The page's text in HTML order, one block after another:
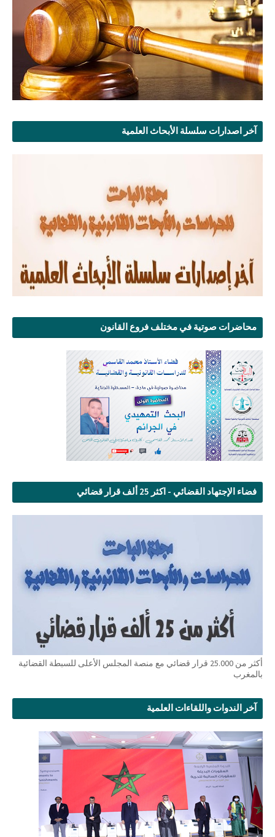
آخر اصدارات سلسلة الأبحاث العلمية
محاضرات صوتية في مختلف فروع القانون
فضاء الإجتهاد القضائي - اكثر 25 ألف قرار قضائي
أكثر من 25.000 قرار قضائي مع منصة المجلس الأعلى للسبطة القضائية
بالمغرب
آخر الندوات واللقاءات العلمية